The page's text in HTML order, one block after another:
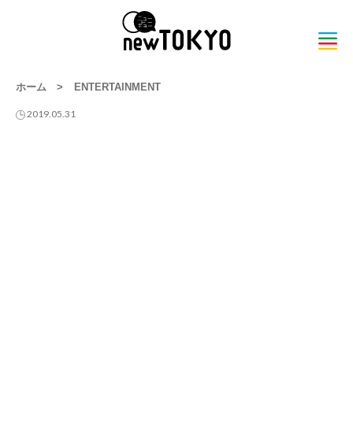
ホーム > ENTERTAINMENT
2019.05.31